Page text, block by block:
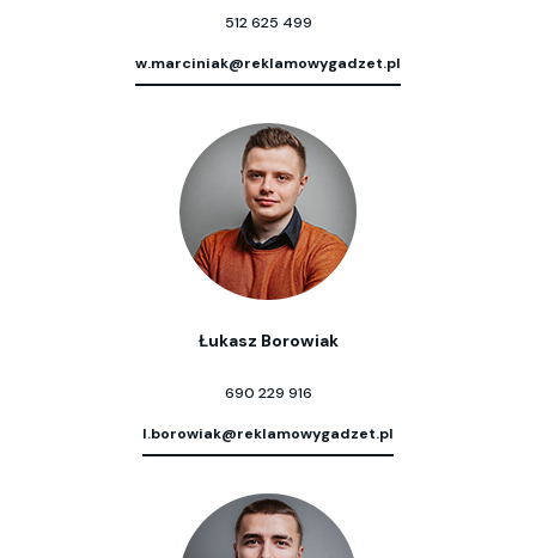
512 625 499
w.marciniak@reklamowygadzet.pl
Łukasz Borowiak
690 229 916
l.borowiak@reklamowygadzet.pl